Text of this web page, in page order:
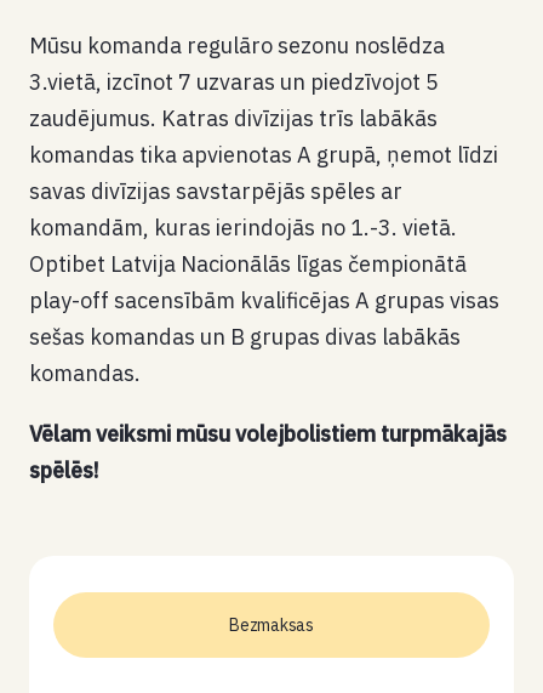
Mūsu komanda regulāro sezonu noslēdza
3.vietā, izcīnot 7 uzvaras un piedzīvojot 5
zaudējumus. Katras divīzijas trīs labākās
komandas tika apvienotas A grupā, ņemot līdzi
savas divīzijas savstarpējās spēles ar
komandām, kuras ierindojās no 1.-3. vietā.
Optibet Latvija Nacionālās līgas čempionātā
play-off sacensībām kvalificējas A grupas visas
sešas komandas un B grupas divas labākās
komandas.
Vēlam veiksmi mūsu volejbolistiem turpmākajās
spēlēs!
Bezmaksas